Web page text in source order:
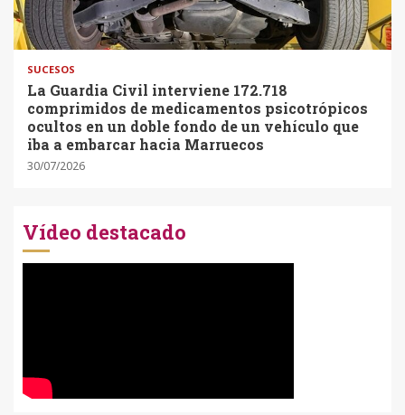
SUCESOS
La Guardia Civil interviene 172.718
comprimidos de medicamentos psicotrópicos
ocultos en un doble fondo de un vehículo que
iba a embarcar hacia Marruecos
30/07/2026
Vídeo destacado